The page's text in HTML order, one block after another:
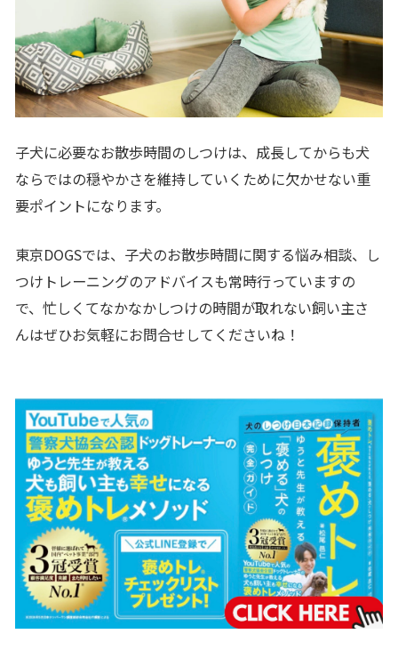
子犬に必要なお散歩時間のしつけは、成長してからも犬
ならではの穏やかさを維持していくために欠かせない重
要ポイントになります。
東京DOGSでは、子犬のお散歩時間に関する悩み相談、し
つけトレーニングのアドバイスも常時行っていますの
で、忙しくてなかなかしつけの時間が取れない飼い主さ
んはぜひお気軽にお問合せしてくださいね！